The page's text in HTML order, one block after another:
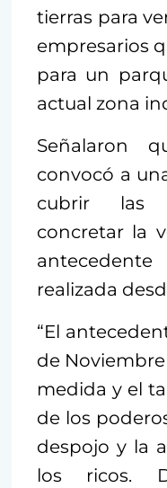
tierras para
empresarios
para un
actual zona
Señalaron
convocó a
cubrir las
concretar la
realizada
“El
de Noviembre
medida y el
de los
despojo y la
los ricos.